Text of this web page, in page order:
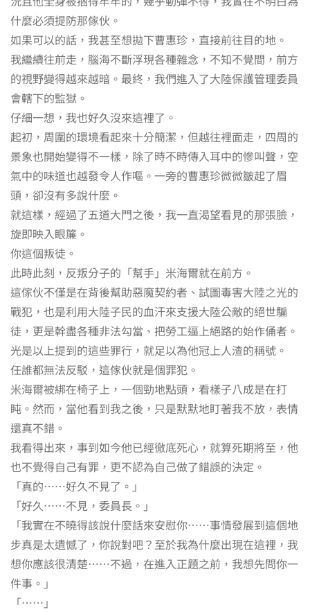
什麼必須提防那傢伙。
如果可以的話，我甚至想拋下曹惠珍，直接前往目的地。
我繼續往前走，腦海不斷浮現各種雜念，不知不覺間，前方
的視野變得越來越暗。最終，我們進入了大陸保護管理委員
會轄下的監獄。
仔細一想，我也好久沒來這裡了。
起初，周圍的環境看起來十分簡潔，但越往裡面走，四周的
景象也開始變得不一樣，除了時不時傳入耳中的慘叫聲，空
氣中的味道也越發令人作嘔。一旁的曹惠珍微微皺起了眉
頭，卻沒有多說什麼。
就這樣，經過了五道大門之後，我一直渴望看見的那張臉，
旋即映入眼簾。
你這個叛徒。
此時此刻，反叛分子的「幫手」米海爾就在前方。
這傢伙不僅是在背後幫助惡魔契約者、試圖毒害大陸之光的
戰犯，也是利用大陸子民的血汗來支援大陸公敵的絕世騙
徒，更是幹盡各種非法勾當、把勞工逼上絕路的始作俑者。
光是以上提到的這些罪行，就足以為他冠上人渣的稱號。
任誰都無法反駁，這傢伙就是個罪犯。
米海爾被綁在椅子上，一個勁地點頭，看樣子八成是在打
盹。然而，當他看到我之後，只是默默地盯著我不放，表情
還真不錯。
我看得出來，事到如今他已經徹底死心，就算死期將至，他
也不覺得自己有罪，更不認為自己做了錯誤的決定。
「真的……好久不見了。」
「好久……不見，委員長。」
「我實在不曉得該說什麼話來安慰你……事情發展到這個地
步真是太遺憾了，你說對吧？至於我為什麼出現在這裡，我
想你應該很清楚……不過，在進入正題之前，我想先問你一
件事。」
「……」